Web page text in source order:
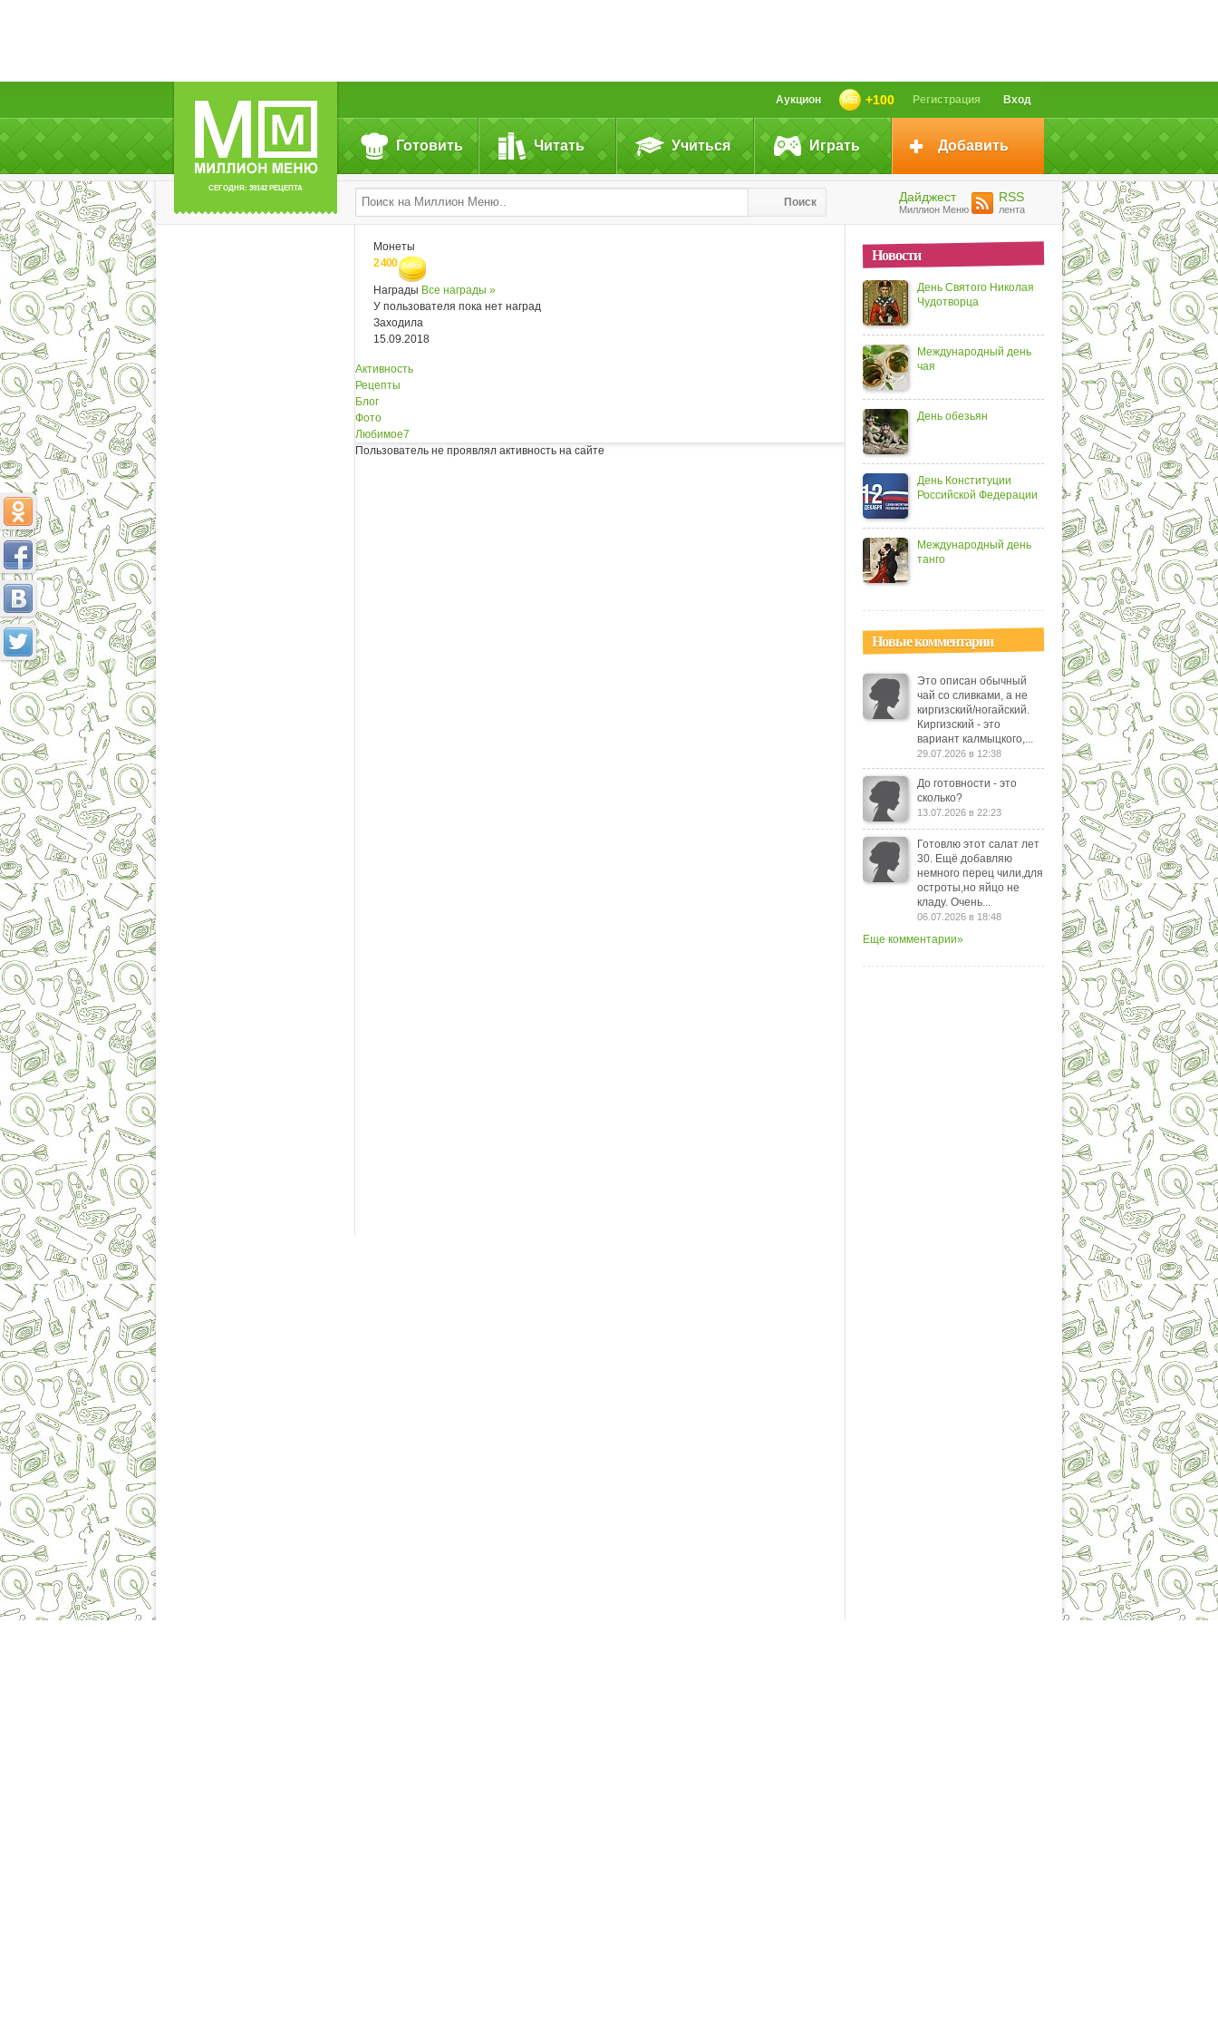
СЕГОДНЯ: 39142 РЕЦЕПТА
Вход
Регистрация
+100
Аукцион
Готовить Читать Учиться Играть Добавить
Поиск Дайджест
Миллион Меню
RSS
лента
Монеты
2 400
Награды Все награды »
У пользователя пока нет наград
Заходила
15.09.2018
Активность
Рецепты
Блог
Фото
Любимое7
Пользователь не проявлял активность на сайте
Новости
День Святого Николая
Чудотворца
Международный день
чая
День обезьян
День Конституции
Российской Федерации
Международный день
танго
Новые комментарии
Это описан обычный
чай со сливками, а не
киргизский/ногайский.
Киргизский - это
вариант калмыцкого,...
29.07.2026 в 12:38
До готовности - это
сколько?
13.07.2026 в 22:23
Готовлю этот салат лет
30. Ещё добавляю
немного перец чили,для
остроты,но яйцо не
кладу. Очень...
06.07.2026 в 18:48
Еще комментарии»